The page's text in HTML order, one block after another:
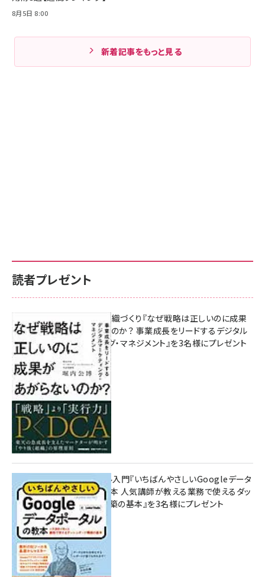
8月5日 8:00
新着記事をもっと見る
読者プレゼント
成果を生む組織づくり『なぜ戦略は正しいのに成果
があがらないのか？ 事業成長をリードするデジタル
マーケティング・マネジメント』を3名様にプレゼント
10:00
無料BIツール入門『いちばんやさしいGoogleデータ
ポータルの教本 人気講師が教える業務で使えるダッ
シュボード構築の基本』を3名様にプレゼント
7月31日 10:00